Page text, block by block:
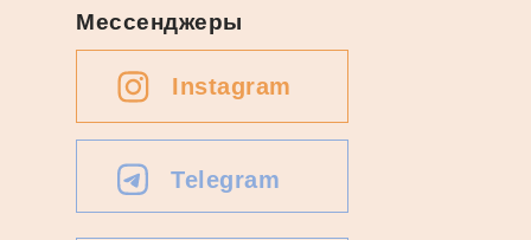
Instagram
Telegram
Мессенджеры